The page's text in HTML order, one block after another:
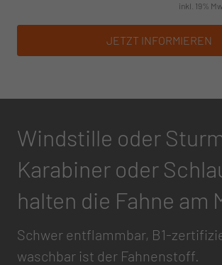
inkl. 19%
JETZT INFORMIEREN
Windstille oder
Karabiner oder
halten die Fahne am
Schwer entflammbar, B1-
waschbar ist der Fahnenstoff.